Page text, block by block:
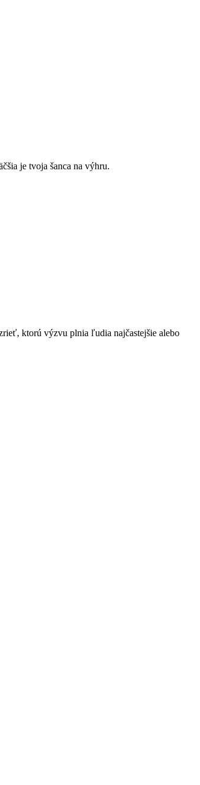
je tvoja šanca na výhru.
ktorú výzvu plnia ľudia najčastejšie alebo